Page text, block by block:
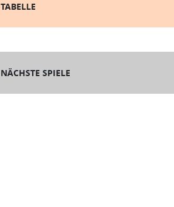
TABELLE
NÄCHSTE SPIELE